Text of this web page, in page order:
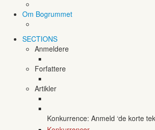
Om Bogrummet
SECTIONS
Anmeldere
Forfattere
Artikler
Konkurrence: Anmeld ‘de korte